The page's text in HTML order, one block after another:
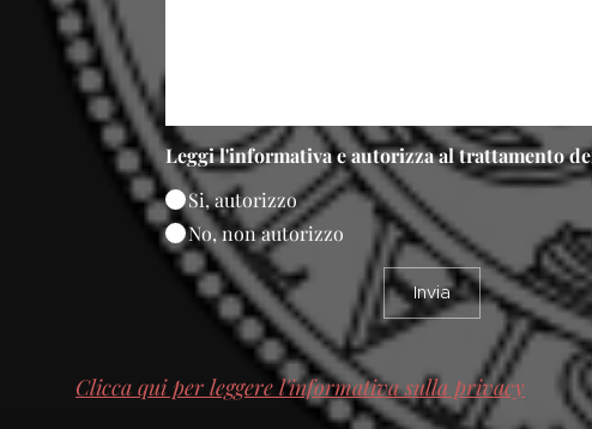
Leggi l'informativa e autorizza al trattamento
Si, autorizzo
No, non autorizzo
Invia
Clicca qui per leggere l'informativa sulla privacy